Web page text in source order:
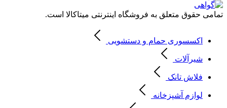
تمامی حقوق متعلق به فروشگاه اینترنتی میتاکالا است.
اکسسوری حمام و دستشویی
شیرآلات
فلاش تانک
لوازم آشپزخانه